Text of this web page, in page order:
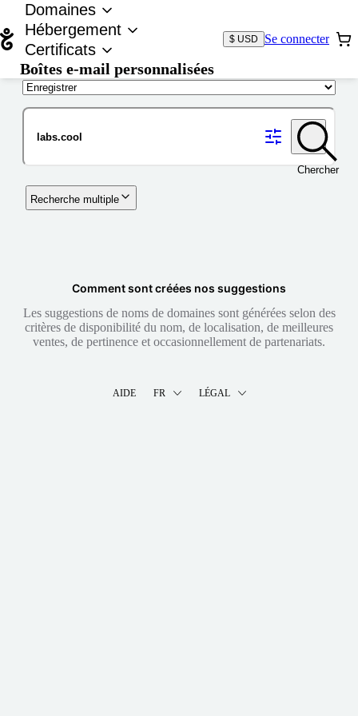
Domaines
Hébergement
Certificats
Boîtes e-mail personnalisées
$ USD Se connecter
Chercher
Recherche multiple
Comment sont créées nos suggestions
Les suggestions de noms de domaines sont générées selon des
critères de disponibilité du nom, de localisation, de meilleures
ventes, de pertinence et occasionnellement de partenariats.
AIDE FR LÉGAL